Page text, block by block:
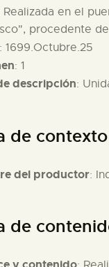
Realizada en el
procedente
: 1699.Octubre.25
: 1
descripción:
de contexto
del productor:
de